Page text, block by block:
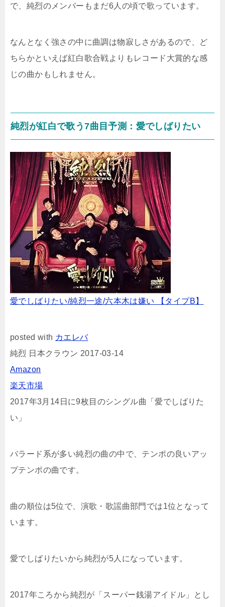
で、純烈のメンバーもまだ6人の頃で歌っています。
なんとなく強さの中に曲調は物寂しさがあるので、ど
ちらかといえば紅白歌合戦よりもレコード大賞的な感
じの曲かもしれません。
純烈が紅白で歌う7曲目予測：愛でしばりたい
愛でしばりたい/純烈一途/六本木は嫌い 【タイプB】
posted with カエレバ
純烈 日本クラウン 2017-03-14
Amazon
楽天市場
2017年3月14日に9枚目のシングル曲「愛でしばりた
い」
バラード系が多い純烈の曲の中で、テンポの良いアッ
プテンポの曲です。
曲の順位は5位で、演歌・歌謡曲部門では1位となって
います。
愛でしばりたいから純烈が5人になっています。
2017年ころから純烈が「スーパー銭湯アイドル」とし